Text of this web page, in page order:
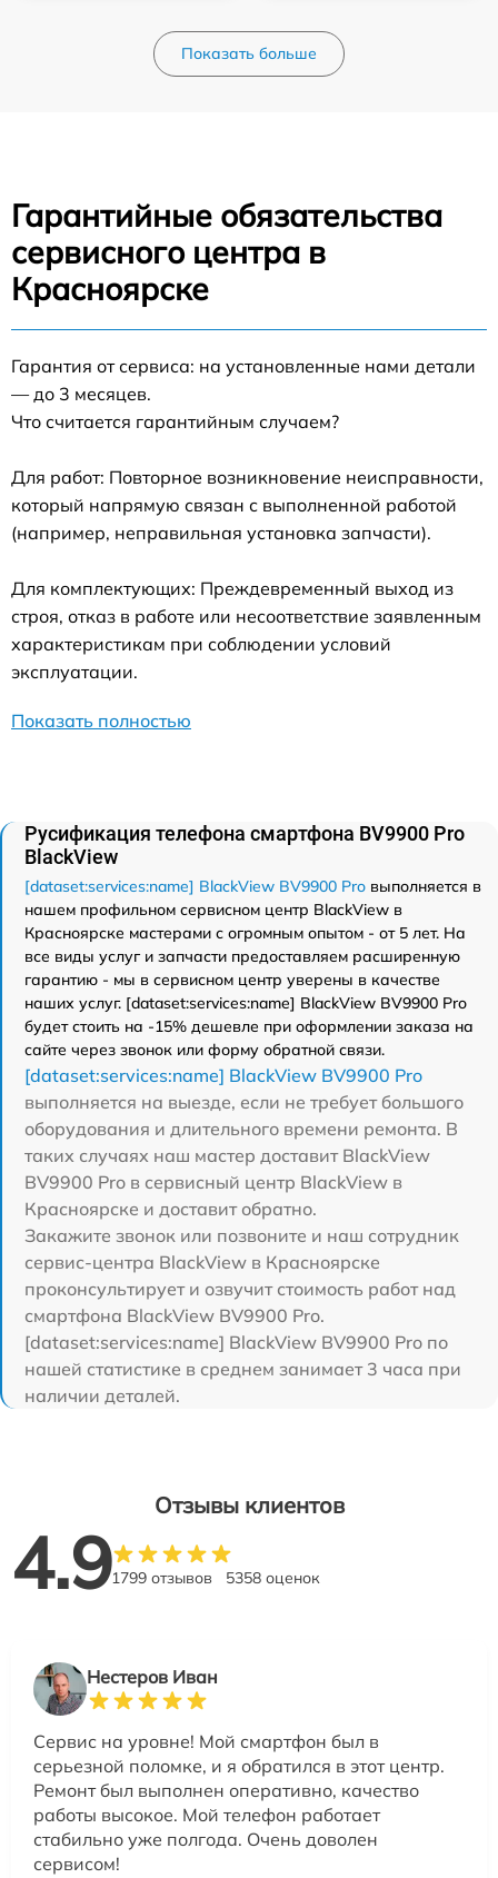
Показать больше
Гарантийные обязательства
сервисного центра в
Красноярске
Гарантия от сервиса: на установленные нами детали
— до 3 месяцев.
Что считается гарантийным случаем?
Для работ: Повторное возникновение неисправности,
который напрямую связан с выполненной работой
(например, неправильная установка запчасти).
Для комплектующих: Преждевременный выход из
строя, отказ в работе или несоответствие заявленным
характеристикам при соблюдении условий
эксплуатации.
Показать полностью
Русификация телефона смартфона BV9900 Pro
BlackView
[dataset:services:name] BlackView BV9900 Pro выполняется в
нашем профильном сервисном центр BlackView в
Красноярске мастерами с огромным опытом - от 5 лет. На
все виды услуг и запчасти предоставляем расширенную
гарантию - мы в сервисном центр уверены в качестве
наших услуг. [dataset:services:name] BlackView BV9900 Pro
будет стоить на -15% дешевле при оформлении заказа на
сайте через звонок или форму обратной связи.
[dataset:services:name] BlackView BV9900 Pro
выполняется на выезде, если не требует большого
оборудования и длительного времени ремонта. В
таких случаях наш мастер доставит BlackView
BV9900 Pro в сервисный центр BlackView в
Красноярске и доставит обратно.
Закажите звонок или позвоните и наш сотрудник
сервис-центра BlackView в Красноярске
проконсультирует и озвучит стоимость работ над
смартфона BlackView BV9900 Pro.
[dataset:services:name] BlackView BV9900 Pro по
нашей статистике в среднем занимает 3 часа при
наличии деталей.
Отзывы клиентов
4.91799 отзывов 5358 оценок
Нестеров Иван
Сервис на уровне! Мой смартфон был в
серьезной поломке, и я обратился в этот центр.
Ремонт был выполнен оперативно, качество
работы высокое. Мой телефон работает
стабильно уже полгода. Очень доволен
сервисом!